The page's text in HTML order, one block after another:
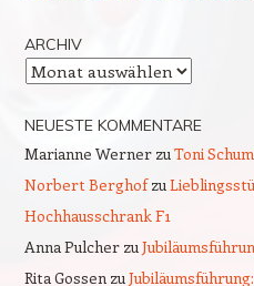
ARCHIV
Archiv
NEUESTE KOMMENTARE
Marianne WernerzuToni
Norbert Berghofzu
Hochhausschrank F1
Anna Pulcherzu
Rita Gossenzu